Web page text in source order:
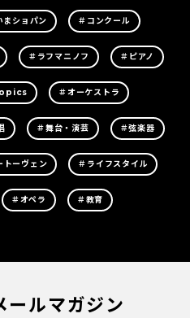
まショパン ＃コンクール
＃ラフマニノフ ＃ピアノ
＃オーケストラ
＃舞台・演芸 ＃弦楽器
トーヴェン ＃ライフスタイル
＃オペラ ＃教育
ルマガジン